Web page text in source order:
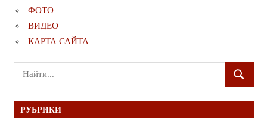
ФОТО
ВИДЕО
КАРТА САЙТА
Поиск
для:
ПОИСК
РУБРИКИ